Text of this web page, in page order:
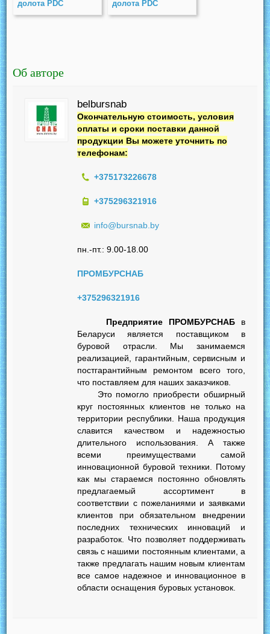
долота PDC долота PDC
Об авторе
belbursnab
Окончательную стоимость, условия
оплаты и сроки поставки данной
продукции Вы можете уточнить по
телефонам:
+375173226678
+375296321916
info@bursnab.by
пн.-пт.: 9.00-18.00
ПРОМБУРСНАБ
+375296321916
Предприятие ПРОМБУРСНАБ в
Беларуси является поставщиком в
буровой отрасли. Мы занимаемся
реализацией, гарантийным, сервисным и
постгарантийным ремонтом всего того,
что поставляем для наших заказчиков.
Это помогло приобрести обширный
круг постоянных клиентов не только на
территории республики. Наша продукция
славится качеством и надежностью
длительного использования. А также
всеми преимуществами самой
инновационной буровой техники. Потому
как мы стараемся постоянно обновлять
предлагаемый ассортимент в
соответствии с пожеланиями и заявками
клиентов при обязательном внедрении
последних технических инноваций и
разработок. Что позволяет поддерживать
связь с нашими постоянным клиентами, а
также предлагать нашим новым клиентам
все самое надежное и инновационное в
области оснащения буровых установок.